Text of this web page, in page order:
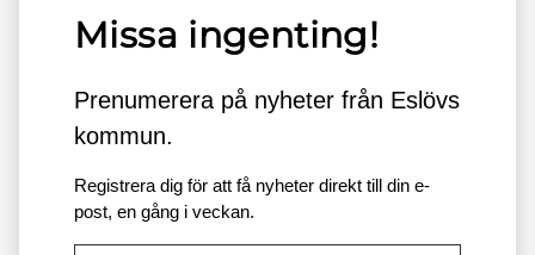
Missa ingenting!
Prenumerera på nyheter från Eslövs
kommun.
Registrera dig för att få nyheter direkt till din e-
post, en gång i veckan.